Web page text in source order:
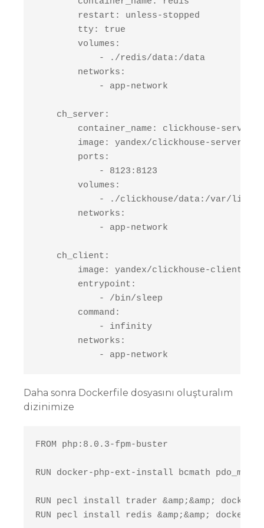
        restart: unless-stopped
        tty: true
        volumes:
            - ./redis/data:/data
        networks:
            - app-network
    ch_server:
        container_name: clickhouse-server
        image: yandex/clickhouse-server
        ports:
            - 8123:8123
        volumes:
- ./clickhouse/data:/var/lib/
        networks:
            - app-network
    ch_client:
        image: yandex/clickhouse-client
        entrypoint:
            - /bin/sleep
        command:
            - infinity
        networks:
            - app-network
Daha sonra Dockerfile dosyasını oluşturalım
dizinimize
FROM php:8.0.3-fpm-buster
RUN docker-php-ext-install bcmath pdo_mysql
RUN pecl install trader &amp;&amp;
RUN pecl install redis &amp;&amp; docker-